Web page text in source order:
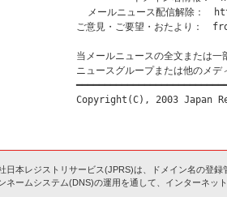
メールニュース配信解除：
ご意見・ご要望・おたより：　
当メールニュースの全文または
ニュースグループまたは他のメ
日本レジストリサービス(JPRS)は、ドメイン名の登録
ネームシステム(DNS)の運用を通して、インターネッ